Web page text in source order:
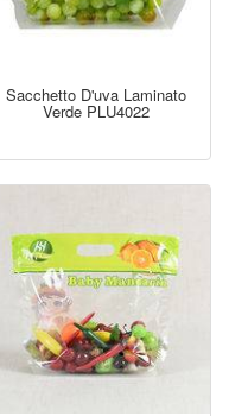
Sacchetto D'uva Laminato
Verde PLU4022